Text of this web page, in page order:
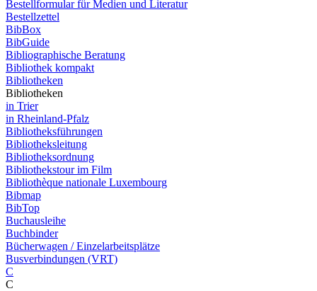
Bestellformular für Medien und Literatur
Bestellzettel
BibBox
BibGuide
Bibliographische Beratung
Bibliothek kompakt
Bibliotheken
Bibliotheken
in Trier
in Rheinland-Pfalz
Bibliotheksführungen
Bibliotheksleitung
Bibliotheksordnung
Bibliothekstour im Film
Bibliothèque nationale Luxembourg
Bibmap
BibTop
Buchausleihe
Buchbinder
Bücherwagen / Einzelarbeitsplätze
Busverbindungen (VRT)
C
C